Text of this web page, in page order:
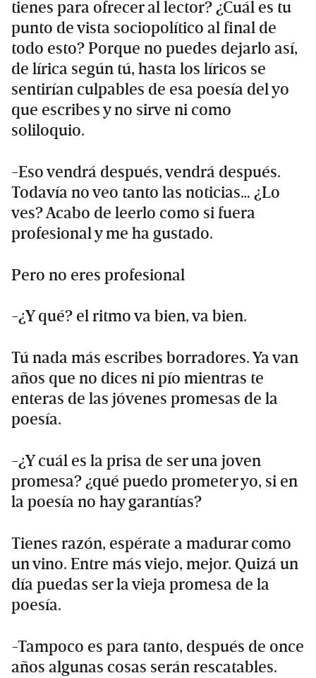
tienes para ofrecer al lector? ¿Cuál es tu
punto de vista sociopolítico al final de
todo esto? Porque no puedes dejarlo así,
de lírica según tú, hasta los líricos se
sentirían culpables de esa poesía del yo
que escribes y no sirve ni como
soliloquio.
-Eso vendrá después, vendrá después.
Todavía no veo tanto las noticias… ¿Lo
ves? Acabo de leerlo como si fuera
profesional y me ha gustado.
Pero no eres profesional
-¿Y qué? el ritmo va bien, va bien.
Tú nada más escribes borradores. Ya van
años que no dices ni pío mientras te
enteras de las jóvenes promesas de la
poesía.
-¿Y cuál es la prisa de ser una joven
promesa? ¿qué puedo prometer yo, si en
la poesía no hay garantías?
Tienes razón, espérate a madurar como
un vino. Entre más viejo, mejor. Quizá un
día puedas ser la vieja promesa de la
poesía.
-Tampoco es para tanto, después de once
años algunas cosas serán rescatables.